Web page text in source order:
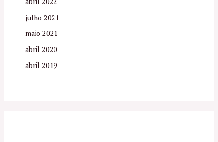
julho 2021
maio 2021
abril 2020
abril 2019